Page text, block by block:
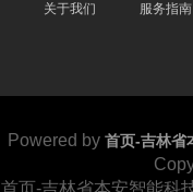
关于我们 服务指南
Powered by 首页-吉林省
首页-吉林省本安智能科